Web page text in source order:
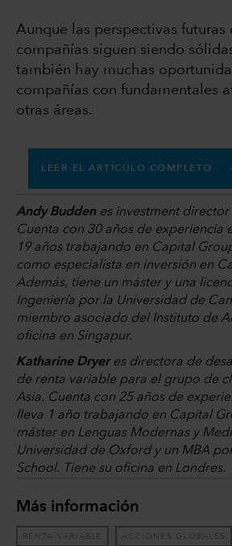
Aunque las perspectivas futuras
compañías siguen siendo
también hay muchas
compañías con fundamentales
otras áreas.
LEER EL ARTÍCULO COMPLETO
Andy Buddenes investment director
Cuenta con 30 años de experiencia
19 años trabajando en Capital
como especialista en inversión en
Además, tiene un máster y una
Ingeniería por la Universidad de
miembro asociado del Instituto de
oficina en Singapur.
Katharine Dryeres directora de
de renta variable para el grupo de
Asia. Cuenta con 25 años de
lleva 1 año trabajando en Capital
máster en Lenguas Modernas y
Universidad de Oxford y un MBA
School. Tiene su oficina en Londres.
Más información
RENTA VARIABLE ACCIONES GLOBALES